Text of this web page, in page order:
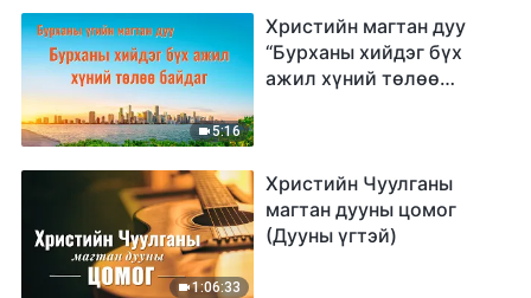
5:16
Христийн магтан дуу
“Бурханы хийдэг бүх
ажил хүний төлөө
1:06:33
Христийн Чуулганы
магтан дууны цомог
(Дууны үгтэй)